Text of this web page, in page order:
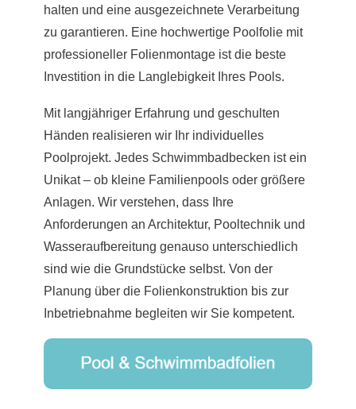
halten und eine ausgezeichnete Verarbeitung
zu garantieren. Eine hochwertige Poolfolie mit
professioneller Folienmontage ist die beste
Investition in die Langlebigkeit Ihres Pools.
Mit langjähriger Erfahrung und geschulten
Händen realisieren wir Ihr individuelles
Poolprojekt. Jedes Schwimmbadbecken ist ein
Unikat – ob kleine Familienpools oder größere
Anlagen. Wir verstehen, dass Ihre
Anforderungen an Architektur, Pooltechnik und
Wasseraufbereitung genauso unterschiedlich
sind wie die Grundstücke selbst. Von der
Planung über die Folienkonstruktion bis zur
Inbetriebnahme begleiten wir Sie kompetent.